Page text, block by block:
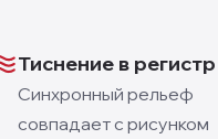
Тиснение в
Синхронный рельеф
совпадает с рисунком